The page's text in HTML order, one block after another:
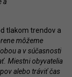
tlakom trendov a
môžeme
a v súčasnosti
Miestni obyvatelia
alebo tráviť čas